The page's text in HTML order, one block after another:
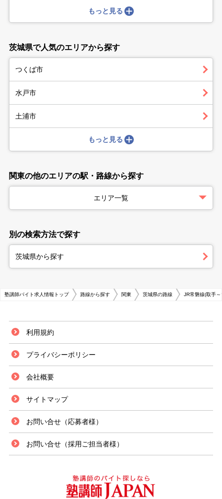
もっと見る
茨城県で人気のエリアから探す
つくば市
水戸市
土浦市
もっと見る
関東の他のエリアの駅・路線から探す
エリア一覧
別の検索方法で探す
茨城県から探す
塾講師バイト求人情報トップ 路線から探す 関東 茨城県の路線 JR常磐線(取手～
利用規約
プライバシーポリシー
会社概要
サイトマップ
お問い合せ（応募者様）
お問い合せ（採用ご担当者様）